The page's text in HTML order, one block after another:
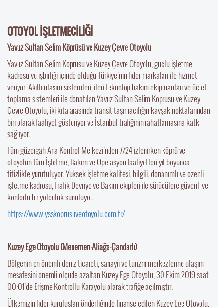
OTOYOL İŞLETMECİLİĞİ
Yavuz Sultan Selim Köprüsü ve Kuzey Çevre Otoyolu
Yavuz Sultan Selim Köprüsü ve Kuzey Çevre Otoyolu, güçlü işletme
kadrosu ve işbirliği içinde olduğu Türkiye’nin lider markaları ile hizmet
veriyor. Akıllı ulaşım sistemleri, ileri teknoloji bakım ekipmanları ve ücret
toplama sistemleri ile donatılan Yavuz Sultan Selim Köprüsü ve Kuzey
Çevre Otoyolu, iki kıta arasında transit taşımacılığın kavşak noktalarından
biri olarak faaliyet gösteriyor ve İstanbul trafiğinin rahatlamasına katkı
sağlıyor.
Tüm güzergah Ana Kontrol Merkezi’nden 7/24 izlenirken köprü ve
otoyolun tüm İşletme, Bakım ve Operasyon faaliyetleri yıl boyunca
titizlikle yürütülüyor. Yüksek işletme kalitesi, bilgili, donanımlı ve özenli
işletme kadrosu, Trafik Devriye ve Bakım ekipleri ile sürücülere güvenli ve
konforlu bir yolculuk sunuluyor.
https://www.ysskoprusuveotoyolu.com.tr/
Kuzey Ege Otoyolu (Menemen-Aliağa-Çandarlı)
Bölgenin en önemli deniz ticareti, sanayii ve turizm merkezlerine ulaşım
mesafesini önemli ölçüde azaltan Kuzey Ege Otoyolu, 30 Ekim 2019 saat
00:01’de Erişme Kontrollü Karayolu olarak trafiğe açılmıştır.
Ülkemizin lider kuruluşları önderliğinde finanse edilen Kuzey Ege Otoyolu,